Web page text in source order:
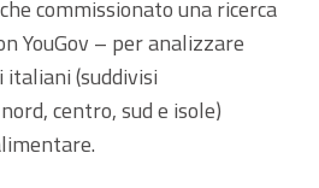
commissionato una ricerca
YouGov – per analizzare
(suddivisi
centro, sud e isole)